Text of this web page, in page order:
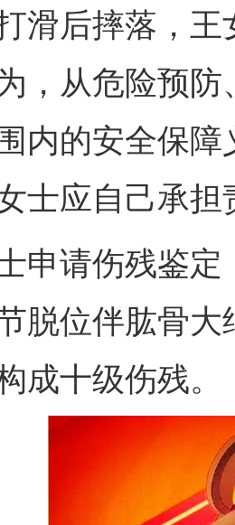
滑后摔落，
，从危险预
内的安全保
士应自己承担
请伤残鉴定
脱位伴肱骨
成十级伤残。